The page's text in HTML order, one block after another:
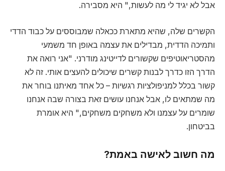
אבל לא יגיד לי מה לעשות," היא מסבירה.
הקשרים שלה, שהיא מתארת ככאלה שמבוססים על כבוד הדדי
ותמיכה הדדית, מבדילים את עצמה באופן חד משמעי
מהסטריאוטיפים שקשורים לדייטינג מודרני. "אני רואה את
הדרך הזו כדרך לבנות קשרים שיכולים להעצים אותי. זה לא
קשור בכלל למניפולציות רגשיות – כל אחד מאיתנו בוחר את
מה שמתאים לו, אבל אנחנו עושים זאת בצורה שבה אנחנו
שומרים על עצמנו ולא משחקים משחקים," היא אומרת
בביטחון.
מה חשוב לאישה באמת?